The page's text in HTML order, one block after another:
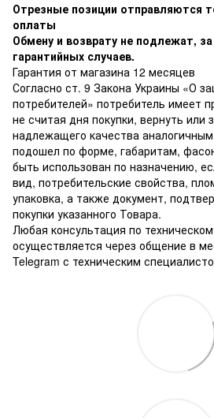
Отрезные позиции отправляются
оплаты
Обмену и возврату не подлежат,
гарантийных случаев.
Гарантия от магазина 12 месяцев
Согласно ст. 9 Закона Украины «О
потребителей» потребитель имеет
не считая дня покупки, вернуть или
надлежащего качества
подошел по форме, габаритам,
быть использован по назначению,
вид, потребительские свойства,
упаковка, а также документ,
покупки указанного Товара.
Любая консультация по
осуществляется через общение в
Telegram с техническим